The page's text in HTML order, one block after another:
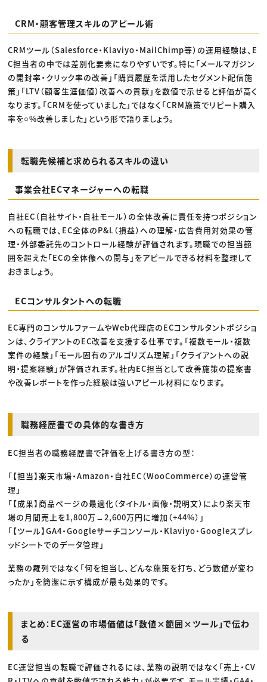
CRM・顧客管理スキルのアピール術
CRMツール（Salesforce・Klaviyo・MailChimp等）の運用経験は、E
C担当者の中では差別化要素になりやすいです。特に「メールマガジン
の開封率・クリック率の改善」「購買履歴を活用したセグメント配信施
策」「LTV（顧客生涯価値）改善への貢献」を数値で示せると評価が高く
なります。「CRMを使っていました」ではなく「CRM施策でリピート購入
率を○%改善しました」という形で語りましょう。
転職先候補と求められるスキルの違い
事業会社ECマネージャーへの転職
自社EC（自社サイト・自社モール）の全体改善に責任を持つポジション
への転職では、EC全体のP&L（損益）への理解・広告費用対効果の管
理・外部委託先のコントロール経験が評価されます。現職での担当範
囲を超えた「ECの全体像への関与」をアピールできる材料を整理して
おきましょう。
ECコンサルタントへの転職
EC専門のコンサルファームやWeb代理店のECコンサルタントポジショ
ンは、クライアントのEC改善を支援する仕事です。「複数モール・複数
案件の経験」「モール固有のアルゴリズム理解」「クライアントへの説
明・提案経験」が評価されます。社内EC担当として改善施策の提案書
や改善レポートを作った経験は強いアピール材料になります。
職務経歴書での具体的な書き方
EC担当者の職務経歴書で評価を上げる書き方の型：
「【担当】楽天市場・Amazon・自社EC（WooCommerce）の運営管
理」
「【成果】商品ページの最適化（タイトル・画像・説明文）により楽天市
場の月間売上を1,800万→2,600万円に増加（+44%）」
「【ツール】GA4・Googleサーチコンソール・Klaviyo・Googleスプレ
ッドシートでのデータ管理」
業務の羅列ではなく「何を担当し、どんな施策を打ち、どう数値が変わ
ったか」を簡潔に示す構成が最も効果的です。
まとめ：EC運営の市場価値は「数値×範囲×ツール」で伝わ
る
EC運営担当の転職で評価されるには、業務の説明ではなく「売上・CV